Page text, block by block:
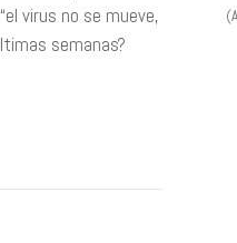
virus no se mueve,
semanas?